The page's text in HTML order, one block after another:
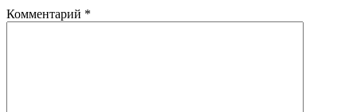
Комментарий *